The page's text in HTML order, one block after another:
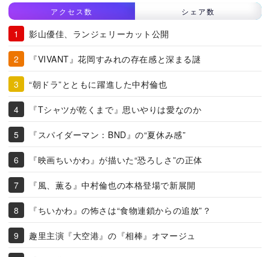
アクセス数 シェア数
影山優佳、ランジェリーカット公開
『VIVANT』花岡すみれの存在感と深まる謎
“朝ドラ”とともに躍進した中村倫也
『Tシャツが乾くまで』思いやりは愛なのか
『スパイダーマン：BND』の“夏休み感”
『映画ちいかわ』が描いた“恐ろしさ”の正体
『風、薫る』中村倫也の本格登場で新展開
『ちいかわ』の怖さは“食物連鎖からの追放”？
趣里主演『大空港』の『相棒』オマージュ